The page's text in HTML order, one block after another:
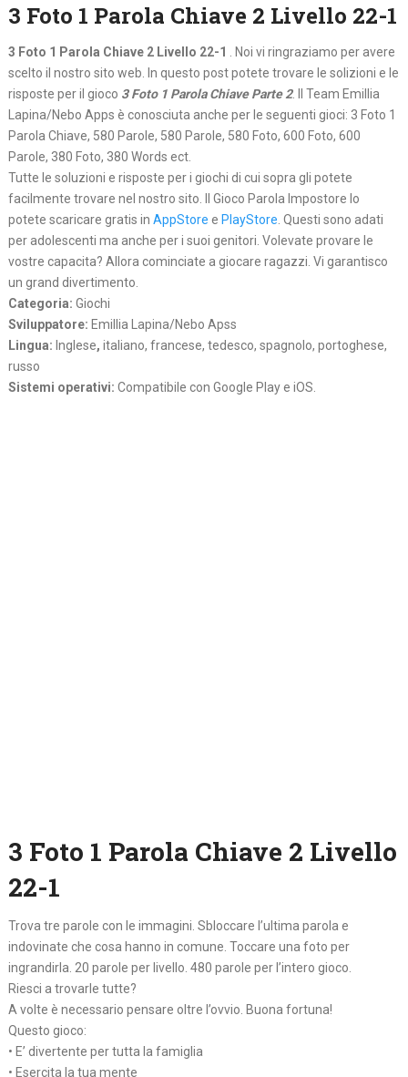
3 Foto 1 Parola Chiave 2 Livello 22-1
3 Foto 1 Parola Chiave 2 Livello 22-1 . Noi vi ringraziamo per avere
scelto il nostro sito web. In questo post potete trovare le solizioni e le
risposte per il gioco 3 Foto 1 Parola Chiave Parte 2. Il Team Emillia
Lapina/Nebo Apps è conosciuta anche per le seguenti gioci: 3 Foto 1
Parola Chiave, 580 Parole, 580 Parole, 580 Foto, 600 Foto, 600
Parole, 380 Foto, 380 Words ect.
Tutte le soluzioni e risposte per i giochi di cui sopra gli potete
facilmente trovare nel nostro sito. Il Gioco Parola Impostore lo
potete scaricare gratis in AppStore e PlayStore. Questi sono adati
per adolescenti ma anche per i suoi genitori. Volevate provare le
vostre capacita? Allora cominciate a giocare ragazzi. Vi garantisco
un grand divertimento.
Categoria: Giochi
Sviluppatore: Emillia Lapina/Nebo Apss
Lingua: Inglese, italiano, francese, tedesco, spagnolo, portoghese,
russo
Sistemi operativi: Compatibile con Google Play e iOS.
3 Foto 1 Parola Chiave 2 Livello
22-1
Trova tre parole con le immagini. Sbloccare l’ultima parola e
indovinate che cosa hanno in comune. Toccare una foto per
ingrandirla. 20 parole per livello. 480 parole per l’intero gioco.
Riesci a trovarle tutte?
A volte è necessario pensare oltre l’ovvio. Buona fortuna!
Questo gioco:
• E’ divertente per tutta la famiglia
• Esercita la tua mente